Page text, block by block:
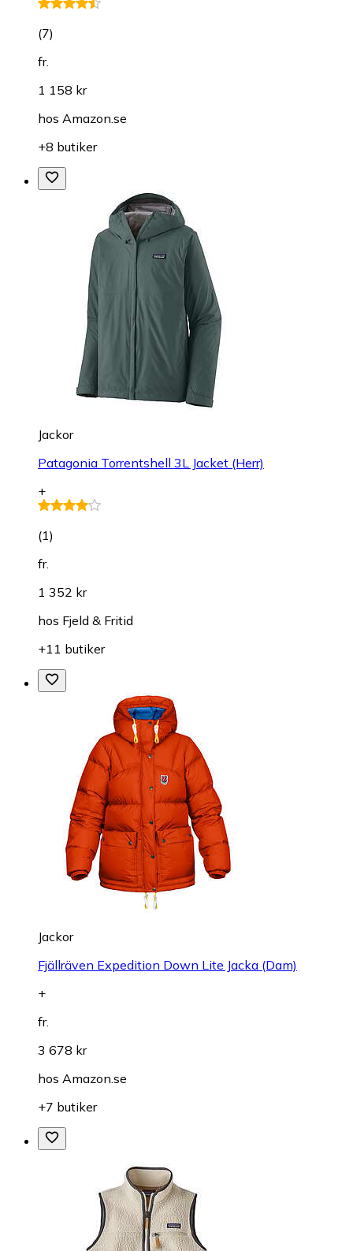
(7)
fr.
1 158 kr
hos Amazon.se
+8 butiker
Jackor
Patagonia Torrentshell 3L Jacket (Herr)
+
(1)
fr.
1 352 kr
hos Fjeld & Fritid
+11 butiker
Jackor
Fjällräven Expedition Down Lite Jacka (Dam)
+
fr.
3 678 kr
hos Amazon.se
+7 butiker